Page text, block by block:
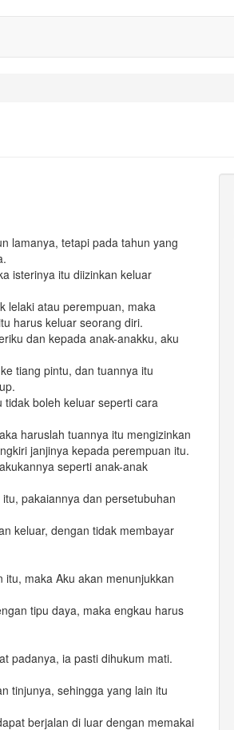
lamanya, tetapi pada tahun yang
isterinya itu diizinkan keluar
lelaki atau perempuan, maka
harus keluar seorang diri.
dan kepada anak-anakku, aku
tiang pintu, dan tuannya itu
boleh keluar seperti cara
haruslah tuannya itu mengizinkan
janjinya kepada perempuan itu.
seperti anak-anak
pakaiannya dan persetubuhan
keluar, dengan tidak membayar
maka Aku akan menunjukkan
tipu daya, maka engkau harus
padanya, ia pasti dihukum mati.
tinjunya, sehingga yang lain itu
berjalan di luar dengan memakai